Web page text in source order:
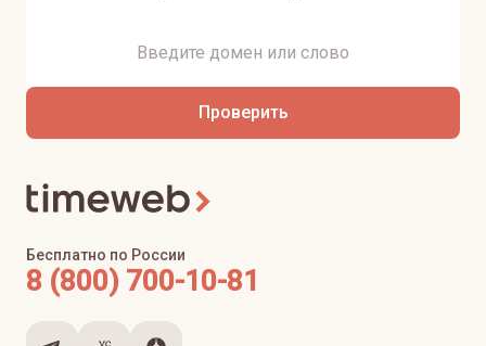
Проверить
Бесплатно по России
8 (800) 700-10-81